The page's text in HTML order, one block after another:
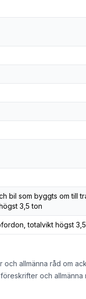
bil som byggts om till
3,5 ton
totalvikt högst
och allmänna råd om
och